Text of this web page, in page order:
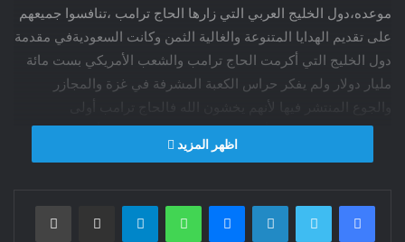
موعده،دول الخليج العربي التي زارها الحاج ترامب ،تنافسوا جميعهم
على تقديم الهدايا المتنوعة والغالية الثمن وكانت السعوديةفي مقدمة
دول الخليج التي أكرمت الحاج ترامب والشعب الأمريكي بست مائة
مليار دولار ولم يفكر حراس الكعبة المشرفة في غزة والمجازر
والجوع المنتشر فيها لأنهم يخشون الله فالحاج ترامب أولى
بالصدقة،الحاج ترامب أدى العمرة استثناءا في قطر وأهدوه طائرةً
كراسيها مصنوعة من ذهب أما في الإمارات فقد أغدقوا على الحاج
المجاعة.مثل سكان غزة.لقد تبرع الملوك والأمراء وتنافسوا فيما
اظهر المزيد
فيسبوك تويتر لينكدإن ماسنجر واتساب تيلقرام مشاركة عبر البريد طباعة